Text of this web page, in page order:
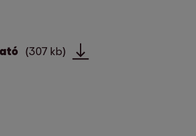
(307 kb)